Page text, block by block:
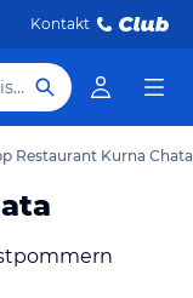
Kontakt
Hotel, Reiseziel
Restaurant Kurna Chata